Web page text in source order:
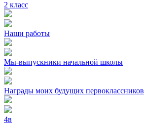
2 класс
Наши работы
Мы-выпускники начальной школы
Награды моих будущих первоклассников
4в